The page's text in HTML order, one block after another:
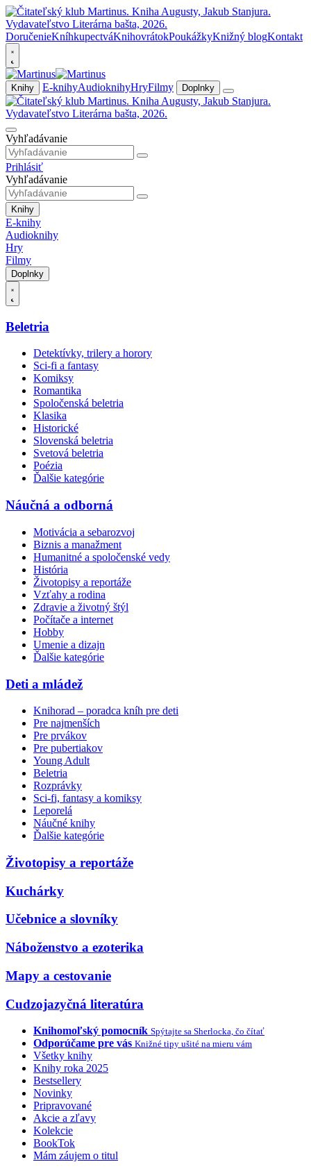
DoručenieKníhkupectváKnihovrátokPoukážkyKnižný blogKontakt
Knihy E-knihyAudioknihyHryFilmy Doplnky
Vyhľadávanie
Prihlásiť
Vyhľadávanie
Knihy
E-knihy
Audioknihy
Hry
Filmy
Doplnky
Beletria
Detektívky, trilery a horory
Sci-fi a fantasy
Komiksy
Romantika
Spoločenská beletria
Klasika
Historické
Slovenská beletria
Svetová beletria
Poézia
Ďalšie kategórie
Náučná a odborná
Motivácia a sebarozvoj
Biznis a manažment
Humanitné a spoločenské vedy
História
Životopisy a reportáže
Vzťahy a rodina
Zdravie a životný štýl
Počítače a internet
Hobby
Umenie a dizajn
Ďalšie kategórie
Deti a mládež
Knihorad – poradca kníh pre deti
Pre najmenších
Pre prvákov
Pre pubertiakov
Young Adult
Beletria
Rozprávky
Sci-fi, fantasy a komiksy
Leporelá
Náučné knihy
Ďalšie kategórie
Životopisy a reportáže
Kuchárky
Učebnice a slovníky
Náboženstvo a ezoterika
Mapy a cestovanie
Cudzojazyčná literatúra
Knihomoľský pomocník Spýtajte sa Sherlocka, čo čítať
Odporúčame pre vás Knižné tipy ušité na mieru vám
Všetky knihy
Knihy roka 2025
Bestsellery
Novinky
Pripravované
Akcie a zľavy
Kolekcie
BookTok
Mám záujem o titul